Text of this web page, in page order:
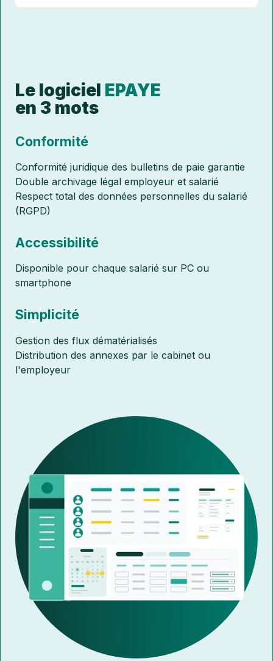
Le logiciel EPAYE
en 3 mots
Conformité
Conformité juridique des bulletins de paie garantie
Double archivage légal employeur et salarié
Respect total des données personnelles du salarié
(RGPD)
Accessibilité
Disponible pour chaque salarié sur PC ou
smartphone
Simplicité
Gestion des flux dématérialisés
Distribution des annexes par le cabinet ou
l'employeur